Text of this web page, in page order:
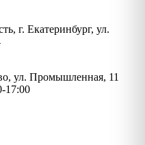
г. Екатеринбург, ул.
ул. Промышленная, 11
17:00